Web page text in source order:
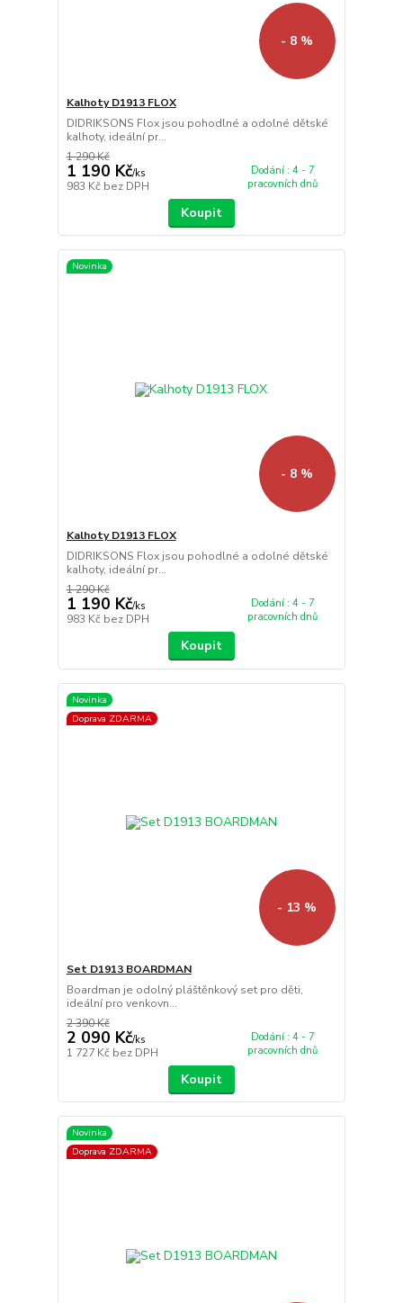
- 8 %
Kalhoty D1913 FLOX
DIDRIKSONS Flox jsou pohodlné a odolné dětské
kalhoty, ideální pr...
1 290 Kč
1 190 Kč/ks
983 Kč bez DPH
Dodání : 4 - 7
pracovních dnů
Koupit
Novinka
- 8 %
Kalhoty D1913 FLOX
DIDRIKSONS Flox jsou pohodlné a odolné dětské
kalhoty, ideální pr...
1 290 Kč
1 190 Kč/ks
983 Kč bez DPH
Dodání : 4 - 7
pracovních dnů
Koupit
Novinka
Doprava ZDARMA
- 13 %
Set D1913 BOARDMAN
Boardman je odolný pláštěnkový set pro děti,
ideální pro venkovn...
2 390 Kč
2 090 Kč/ks
1 727 Kč bez DPH
Dodání : 4 - 7
pracovních dnů
Koupit
Novinka
Doprava ZDARMA